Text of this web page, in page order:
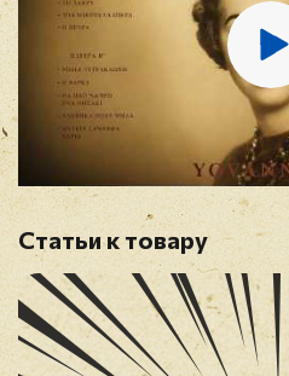
Отзыв*
Статьи к товару